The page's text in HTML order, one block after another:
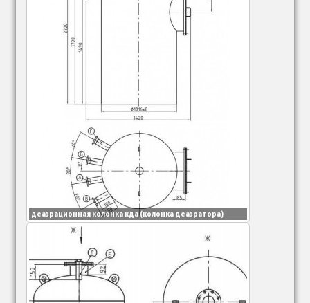
деаэрационная колонка кда (колонка деаэратора)